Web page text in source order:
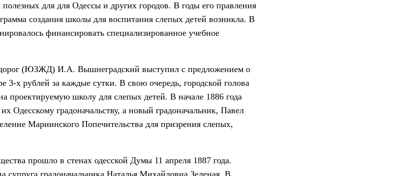
для для Одессы и других городов. В годы его правления
создания школы для воспитания слепых детей возникла. В
финансировать специализированное учебное
(ЮЗЖД) И.А. Вышнеградский выступил с предложением о
3-х рублей за каждые сутки. В свою очередь, городской голова
проектируемую школу для слепых детей. В начале 1886 года
градоначальству, а новый градоначальник, Павел
Мариинского Попечительства для призрения слепых,
прошло в стенах одесской Думы 11 апреля 1887 года.